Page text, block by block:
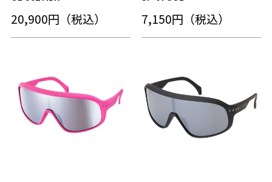
20,900円（税込） 7,150円（税込）